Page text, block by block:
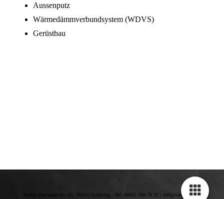
Aussenputz
Wärmedämmverbundsystem (WDVS)
Gerüstbau
Äußere Passsauer Str. 45 - 94315 Straubing - Tel: 09421 189 78 29 - info@ciaramella.de